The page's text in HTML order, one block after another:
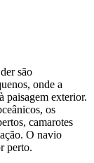
são
onde a
paisagem exterior.
os
camarotes
O navio
perto.